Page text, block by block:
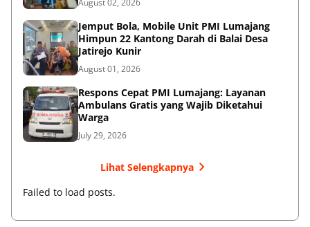
August 02, 2026
Jemput Bola, Mobile Unit PMI Lumajang
Himpun 22 Kantong Darah di Balai Desa
Jatirejo Kunir
August 01, 2026
Respons Cepat PMI Lumajang: Layanan
Ambulans Gratis yang Wajib Diketahui
Warga
July 29, 2026
Lihat Selengkapnya
Failed to load posts.